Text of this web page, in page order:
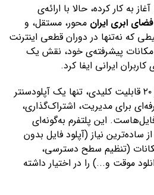
این سرویس که از سال ۱۴۰۰ آغاز به کار کرده، حالا با ارائه‌ی
فضای ابری ایران محور، مستقل، و
که نه‌تنها در دوران قطعی اینترنت
امکانات پیشرفته‌ی خود، نقش یک
ایرانی ایفا کرد.
با بیش از ۲۰ قابلیت کلیدی، تنها یک آپلودسنتر
برای مدیریت، اشتراک‌گذاری،
این پلتفرم به‌گونه‌ای
ساده‌ترین نیاز (آپلود فایل بدون
(تنظیم سطح دسترسی،
موقت و...) را در اختیار داشته